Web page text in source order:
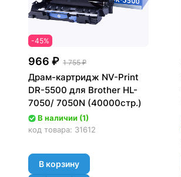
-45%
966 ₽ 1 755 ₽
Драм-картридж NV-Print
DR-5500 для Brother HL-
7050/ 7050N (40000стр.)
В наличии (1)
код товара: 31612
В корзину